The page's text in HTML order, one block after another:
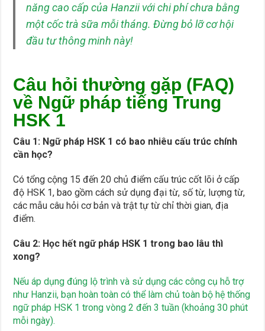
năng cao cấp của Hanzii với chi phí chưa bằng
một cốc trà sữa mỗi tháng. Đừng bỏ lỡ cơ hội
đầu tư thông minh này!
Câu hỏi thường gặp (FAQ)
về Ngữ pháp tiếng Trung
HSK 1
Câu 1: Ngữ pháp HSK 1 có bao nhiêu cấu trúc chính
cần học?
Có tổng cộng 15 đến 20 chủ điểm cấu trúc cốt lõi ở cấp
độ HSK 1, bao gồm cách sử dụng đại từ, số từ, lượng từ,
các mẫu câu hỏi cơ bản và trật tự từ chỉ thời gian, địa
điểm.
Câu 2: Học hết ngữ pháp HSK 1 trong bao lâu thì
xong?
Nếu áp dụng đúng lộ trình và sử dụng các công cụ hỗ trợ
như Hanzii, bạn hoàn toàn có thể làm chủ toàn bộ hệ thống
ngữ pháp HSK 1 trong vòng 2 đến 3 tuần (khoảng 30 phút
mỗi ngày).